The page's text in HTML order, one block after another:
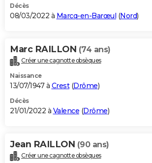
Décès
08/03/2022 à Marcq-en-Barœul (Nord)
Marc RAILLON (74 ans)
Créer une cagnotte obsèques
Naissance
13/07/1947 à Crest(Drôme)
Décès
21/01/2022 à Valence (Drôme)
Jean RAILLON (90 ans)
Créer une cagnotte obsèques